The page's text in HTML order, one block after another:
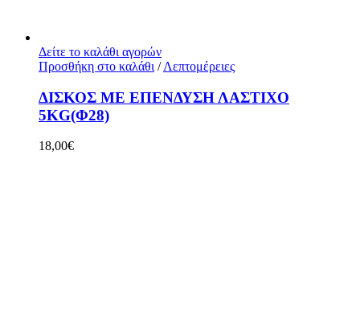
Δείτε το καλάθι αγορών
Προσθήκη στο καλάθι / Λεπτομέρειες
ΔΙΣΚΟΣ ΜΕ ΕΠΕΝΔΥΣΗ ΛΑΣΤΙΧΟ
5KG(Φ28)
18,00€